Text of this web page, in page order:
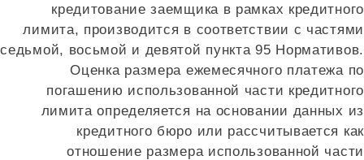
кредитование заемщика в рамках кредитного
лимита, производится в соответствии с частями
седьмой, восьмой и девятой пункта 95 Нормативов.
Оценка размера ежемесячного платежа по
погашению использованной части кредитного
лимита определяется на основании данных из
кредитного бюро или рассчитывается как
отношение размера использованной части